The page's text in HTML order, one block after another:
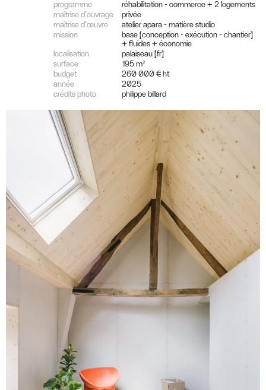
programme
réhabilitation - commerce + 2 logements
maîtrise d’ouvrage
privée
maîtrise d’œuvre
atelier apara - matière studio
mission
base (conception - exécution - chantier)
+ fluides + économie
localisation
palaiseau (fr)
surface
195 m²
budget
260 000 € ht
année
2025
crédits photo
philippe billard